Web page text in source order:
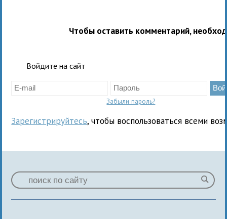
Чтобы оставить комментарий,
Войдите на сайт
Забыли пароль?
Зарегистрируйтесь, чтобы воспользоваться всеми